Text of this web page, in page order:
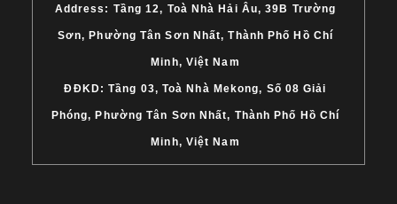
Address: Tầng 12, Toà Nhà Hải Âu, 39B Trường
Sơn, Phường Tân Sơn Nhất, Thành Phố Hồ Chí
Minh, Việt Nam
ĐĐKD: Tầng 03, Toà Nhà Mekong, Số 08 Giải
Phóng, Phường Tân Sơn Nhất, Thành Phố Hồ Chí
Minh, Việt Nam